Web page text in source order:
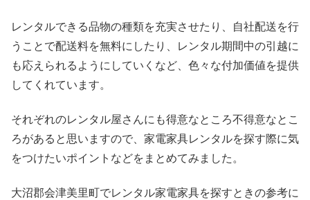
レンタルできる品物の種類を充実させたり、自社配送を行
うことで配送料を無料にしたり、レンタル期間中の引越に
も応えられるようにしていくなど、色々な付加価値を提供
してくれています。
それぞれのレンタル屋さんにも得意なところ不得意なとこ
ろがあると思いますので、家電家具レンタルを探す際に気
をつけたいポイントなどをまとめてみました。
大沼郡会津美里町でレンタル家電家具を探すときの参考に